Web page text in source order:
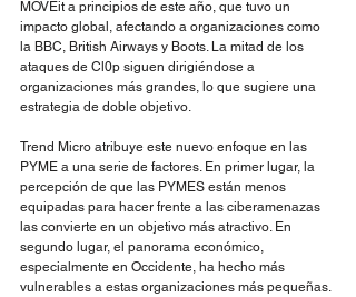
MOVEit a principios de este año, que tuvo un
impacto global, afectando a organizaciones como
la BBC, British Airways y Boots. La mitad de los
ataques de Cl0p siguen dirigiéndose a
organizaciones más grandes, lo que sugiere una
estrategia de doble objetivo.
Trend Micro atribuye este nuevo enfoque en las
PYME a una serie de factores. En primer lugar, la
percepción de que las PYMES están menos
equipadas para hacer frente a las ciberamenazas
las convierte en un objetivo más atractivo. En
segundo lugar, el panorama económico,
especialmente en Occidente, ha hecho más
vulnerables a estas organizaciones más pequeñas.